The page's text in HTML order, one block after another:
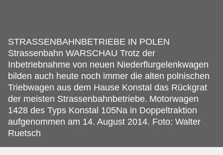
STRASSENBAHNBETRIEBE IN POLEN
Strassenbahn WARSCHAU Trotz der
Inbetriebnahme von neuen Niederflurgelenkwagen
bilden auch heute noch immer die alten polnischen
Triebwagen aus dem Hause Konstal das Rückgrat
der meisten Strassenbahnbetriebe. Motorwagen
1428 des Typs Konstal 105Na in Doppeltraktion
aufgenommen am 14. August 2014. Foto: Walter
Ruetsch